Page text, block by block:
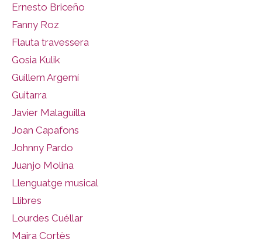
Ernesto Briceño
Fanny Roz
Flauta travessera
Gosia Kulik
Guillem Argemí
Guitarra
Javier Malaguilla
Joan Capafons
Johnny Pardo
Juanjo Molina
Llenguatge musical
Llibres
Lourdes Cuéllar
Maira Cortès